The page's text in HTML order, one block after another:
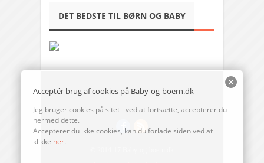
DET BEDSTE TIL BØRN OG BABY
Acceptér brug af cookies på Baby-og-boern.dk
Jeg bruger cookies på sitet - ved at fortsætte, accepterer du
hermed dette.
Accepterer du ikke cookies, kan du forlade siden ved at
klikke her.